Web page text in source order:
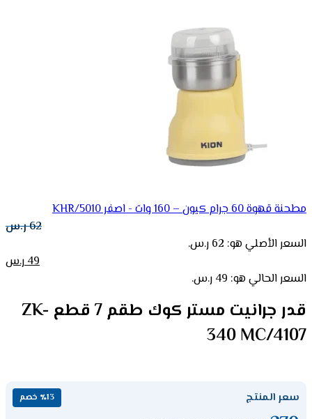
مطحنة قهوة 60 جرام كيون – 160 وات - اصفر KHR/5010
62ر.س
السعر الأصلي هو: 62 ر.س.
49ر.س
السعر الحالي هو: 49 ر.س.
قدر جرانيت مستر كوك طقم 7 قطع ZK-
340 MC/4107
سعر المنتج ٪13 خصم